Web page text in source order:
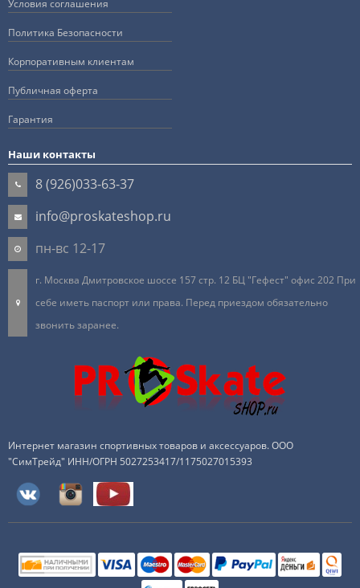
Условия соглашения
Политика Безопасности
Корпоративным клиентам
Публичная оферта
Гарантия
Наши контакты
8 (926)033-63-37
info@proskateshop.ru
пн-вс 12-17
г. Москва Дмитровское шоссе 157 стр. 12 БЦ "Гефест" офис 202 При
себе иметь паспорт или права. Перед приездом обязательно
звонить заранее.
Интернет магазин спортивных товаров и аксессуаров. ООО
"СимТрейд" ИНН/ОГРН 5027253417/1175027015393